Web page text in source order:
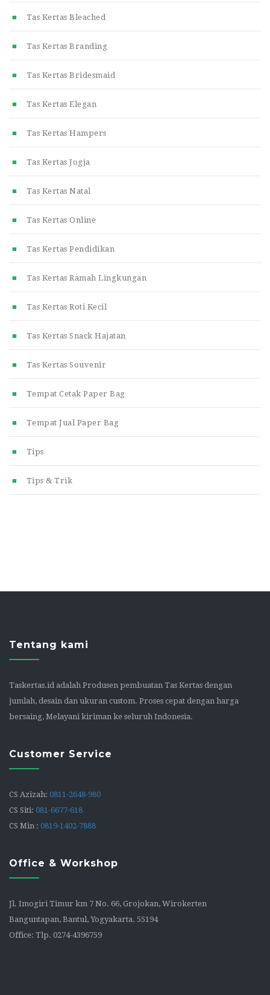
Tas Kertas Bleached
Tas Kertas Branding
Tas Kertas Bridesmaid
Tas Kertas Elegan
Tas Kertas Hampers
Tas Kertas Jogja
Tas Kertas Natal
Tas Kertas Online
Tas Kertas Pendidikan
Tas Kertas Ramah Lingkungan
Tas Kertas Roti Kecil
Tas Kertas Snack Hajatan
Tas Kertas Souvenir
Tempat Cetak Paper Bag
Tempat Jual Paper Bag
Tips
Tips & Trik
Tentang kami
Taskertas.id adalah Produsen pembuatan Tas Kertas dengan
jumlah, desain dan ukuran custom. Proses cepat dengan harga
bersaing, Melayani kiriman ke seluruh Indonesia.
Customer Service
CS Azizah: 0811-2648-980
CS Siti: 081-6677-618
CS Min : 0819-1402-7888
Office & Workshop
Jl. Imogiri Timur km 7 No. 66, Grojokan, Wirokerten
Banguntapan, Bantul, Yogyakarta. 55194
Office: Tlp. 0274-4396759